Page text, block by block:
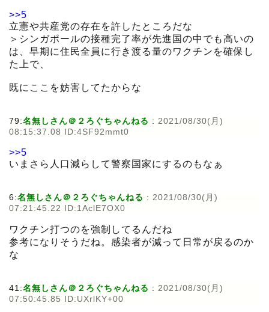
>>5
立憲や共産党の存在を許したところだな
＞シンガポールの接種完了率が先進国の中でも高いの
は、早期に住民全員に行き渡る量のワクチンを確保し
た上で、
既にここを妨害してたからな
79:名無しさん＠２ろぐちゃんねる : 2021/08/30(月)
08:15:37.08 ID:4SF92mmt0
>>5
いまさら人口減らして警察国家にするのもなぁ
6:名無しさん＠２ろぐちゃんねる : 2021/08/30(月)
07:21:45.22 ID:1AclE7OX0
ワクチン打つのを強制してるんだね
参考になりそうだね。感染者が減って日常が戻るのか
な
41:名無しさん＠２ろぐちゃんねる : 2021/08/30(月)
07:50:45.85 ID:UXrlKY+00